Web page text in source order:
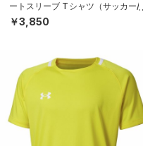
ートスリーブ Tシャツ（サッカー/M
EN）
￥3,850